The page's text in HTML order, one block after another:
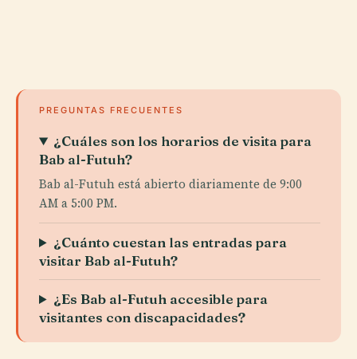
PREGUNTAS FRECUENTES
¿Cuáles son los horarios de visita para
Bab al-Futuh?
Bab al-Futuh está abierto diariamente de 9:00
AM a 5:00 PM.
¿Cuánto cuestan las entradas para
visitar Bab al-Futuh?
¿Es Bab al-Futuh accesible para
visitantes con discapacidades?